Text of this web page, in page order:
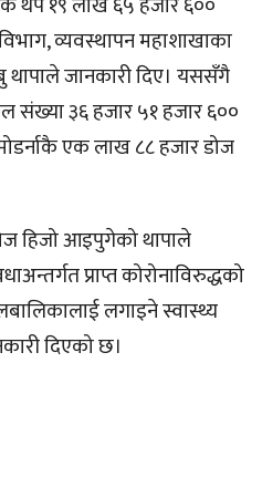
व्यवस्थापन महाशाखाका
थापाले जानकारी दिए। यससँगै
संख्या ३६ हजार ५१ हजार ६००
एक लाख ८८ हजार डोज
हिजो आइपुगेको थापाले
प्राप्त कोरोनाविरुद्धको
लगाइने स्वास्थ्य
दिएको छ।